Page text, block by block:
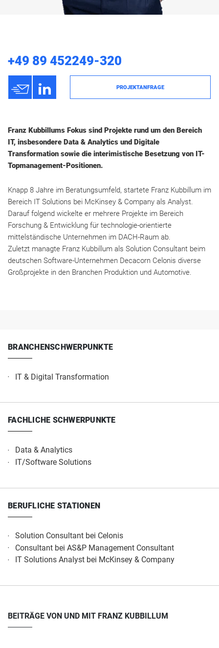
+49 89 452249-320
h 3 PROJEKTANFRAGE
Franz Kubbillums Fokus sind Projekte rund um den Bereich
IT, insbesondere Data & Analytics und Digitale
Transformation sowie die interimistische Besetzung von IT-
Topmanagement-Positionen.
Knapp 8 Jahre im Beratungsumfeld, startete Franz Kubbillum im
Bereich IT Solutions bei McKinsey & Company als Analyst.
Darauf folgend wickelte er mehrere Projekte im Bereich
Forschung & Entwicklung für technologie-orientierte
mittelständische Unternehmen im DACH-Raum ab.
Zuletzt managte Franz Kubbillum als Solution Consultant beim
deutschen Software-Unternehmen Decacorn Celonis diverse
Großprojekte in den Branchen Produktion und Automotive.
BRANCHENSCHWERPUNKTE
IT & Digital Transformation
FACHLICHE SCHWERPUNKTE
Data & Analytics
IT/Software Solutions
BERUFLICHE STATIONEN
Solution Consultant bei Celonis
Consultant bei AS&P Management Consultant
IT Solutions Analyst bei McKinsey & Company
BEITRÄGE VON UND MIT FRANZ KUBBILLUM